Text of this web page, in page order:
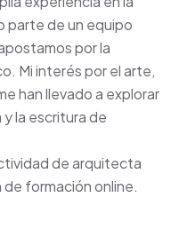
parte de un equipo
por la
Mi interés por el arte,
han llevado a explorar
la escritura de
de arquitecta
formación online.